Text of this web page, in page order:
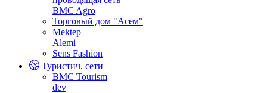
BMC Agro
Торговый дом "Асем"
Mektep
Alemi
Sens Fashion
Туристич. сети
BMC Tourism
dev